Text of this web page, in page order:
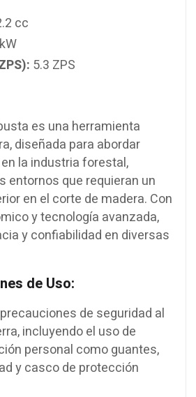
cc
5.3 ZPS
es una herramienta
diseñada para abordar
la industria forestal,
entornos que requieran un
en el corte de madera. Con
y tecnología avanzada,
y confiabilidad en diversas
de Uso:
de seguridad al
incluyendo el uso de
personal como guantes,
y casco de protección